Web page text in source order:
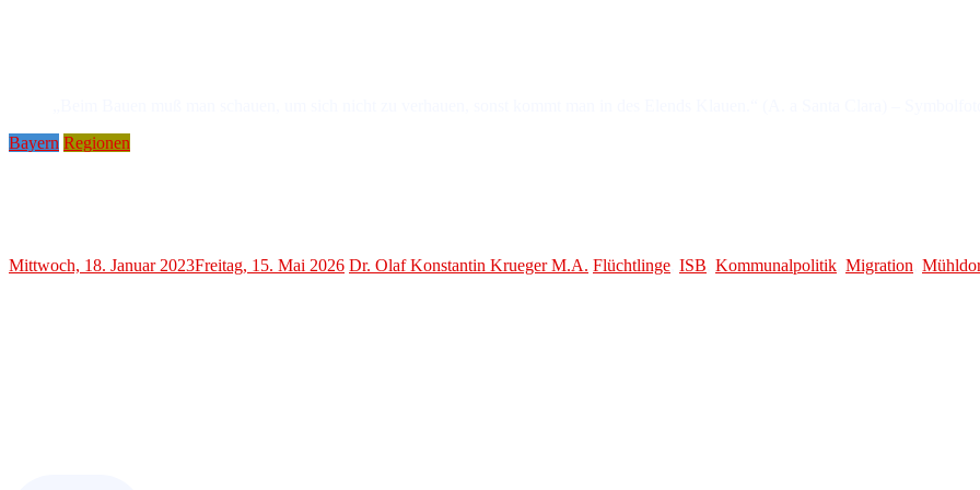
Bayern Regionen
Mittwoch, 18. Januar 2023Freitag, 15. Mai 2026 Dr. Olaf Konstantin Krueger M.A. Flüchtlinge ISB Kommunalpolitik Migration